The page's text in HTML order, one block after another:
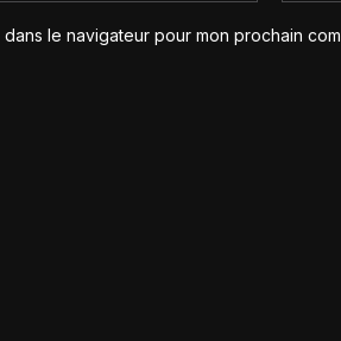
le navigateur pour mon prochain